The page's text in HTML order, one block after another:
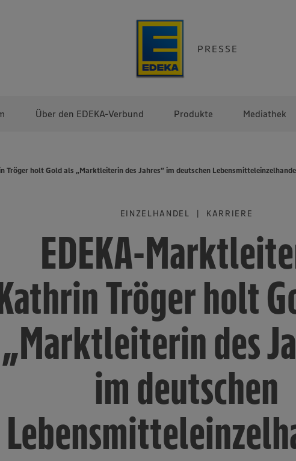
PRESSE
Über den EDEKA-Verbund Produkte Mediathek
Tröger holt Gold als „Marktleiterin des Jahres” im deutschen
EINZELHANDEL | KARRIERE
EDEKA-
Tröger holt
„Marktleiterin des
im deutschen